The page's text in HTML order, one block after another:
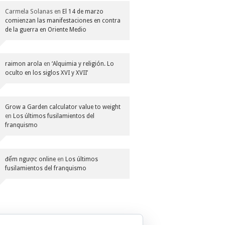
Carmela Solanas en El 14 de marzo
comienzan las manifestaciones en contra
de la guerra en Oriente Medio
raimon arola en ‘Alquimia y religión. Lo
oculto en los siglos XVI y XVII’
Grow a Garden calculator value to weight
en Los últimos fusilamientos del
franquismo
đếm ngược online en Los últimos
fusilamientos del franquismo